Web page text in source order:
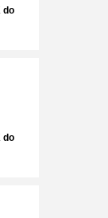
do
do